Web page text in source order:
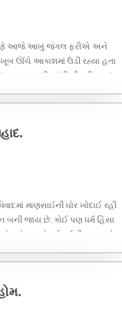
આજે આખું જંગલ ફરીએ અને
ઊંચે આકાશમાં ઉડી રહ્યા હતા
શરીરમાંથી નીકળી જા તું
માણસાઈની ઘોર ખોદાઈ રહી
જાય છે. કોઈ પણ ધર્મ હિંસા
હોય છે જયારે કર્મ કર્મની જગ્યાએ,